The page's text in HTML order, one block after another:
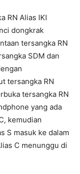
RN Alias IKI
dongkrak
tersangka RN
SDM dan
tersangka RN
tersangka RN
yang ada
kemudian
S masuk ke dalam
C menunggu di